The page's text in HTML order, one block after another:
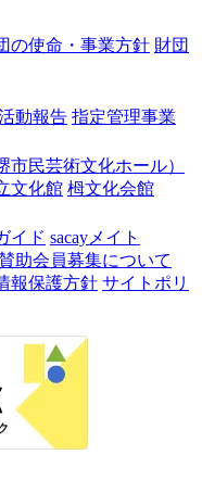
の使命・事業方針 財団
動報告 指定管理事業
市民芸術文化ホール）
文化館 栂文化会館
イド sacayメイト
助会員募集について
報保護方針 サイトポリ